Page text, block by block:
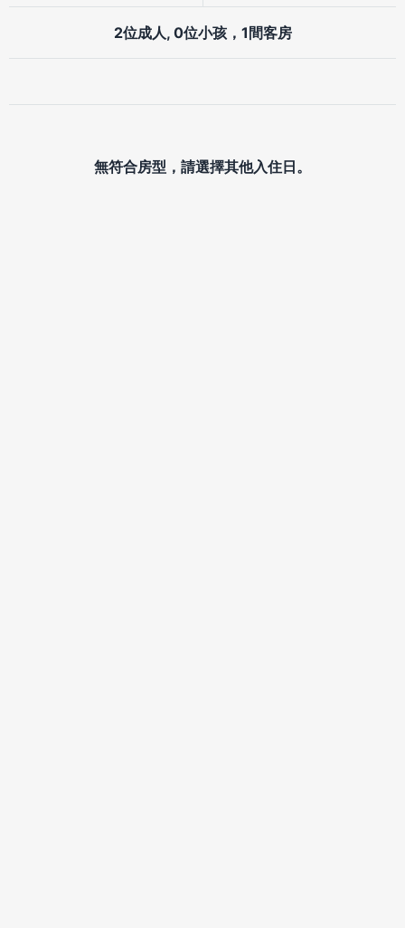
2位成人, 0位小孩，1間客房
無符合房型，請選擇其他入住日。